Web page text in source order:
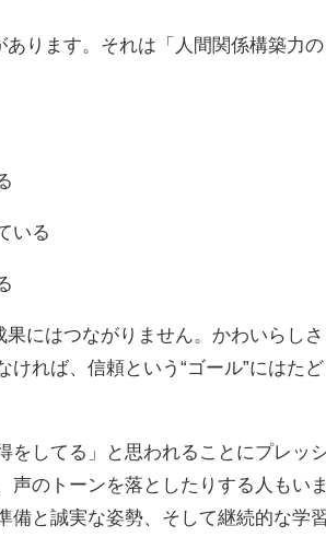
あります。それは「人間関係構築力の
いる
果にはつながりません。かわいらしさ
れば、信頼という“ゴール”にはたど
をしてる」と思われることにプレッ
声のトーンを落としたりする人もい
備と誠実な姿勢、そして継続的な学